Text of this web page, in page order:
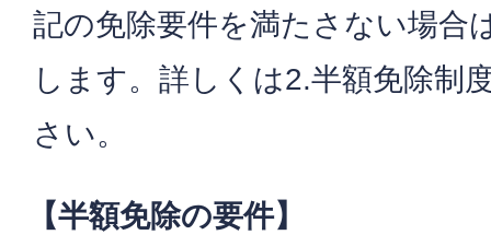
記の免除要件を満たさない場合
します。詳しくは2.半額免除制
さい。
【半額免除の要件】